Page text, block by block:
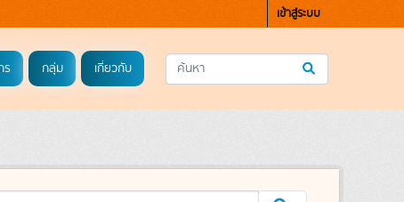
เข้าสู่ระบบ
ร กลุ่ม เกี่ยวกับ